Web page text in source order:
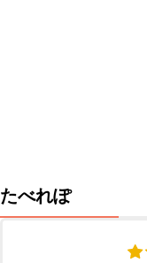
たべれぽ